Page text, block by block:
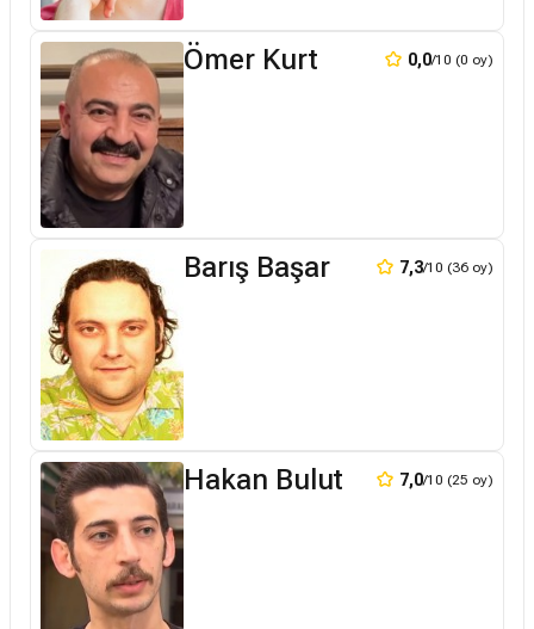
Ömer Kurt 0,0/10 (0 oy)
Barış Başar 7,3/10 (36 oy)
Hakan Bulut 7,0/10 (25 oy)